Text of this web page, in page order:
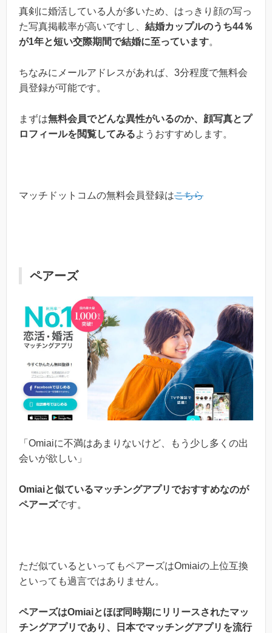
真剣に婚活している人が多いため、はっきり顔の写っ
た写真掲載率が高いですし、 結婚カップルのうち44％
が1年と短い交際期間で結婚に至っています。
ちなみにメールアドレスがあれば、3分程度で無料会
員登録が可能です。
まずは無料会員でどんな異性がいるのか、顔写真とプ
ロフィールを閲覧してみるようおすすめします。
マッチドットコムの無料会員登録はこちら
ペアーズ
「Omiaiに不満はあまりないけど、もう少し多くの出
会いが欲しい」
Omiaiと似ているマッチングアプリでおすすめなのが
ペアーズです。
ただ似ているといってもペアーズはOmiaiの上位互換
といっても過言ではありません。
ペアーズはOmiaiとほぼ同時期にリリースされたマッ
チングアプリであり、日本でマッチングアプリを流行